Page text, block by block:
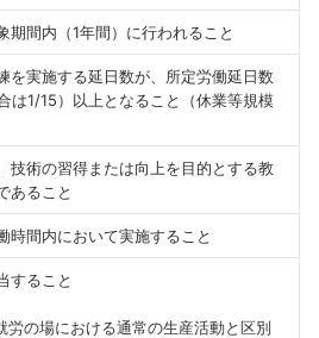
期間内（1年間）に行われること
を実施する延日数が、所定労働延日数
は1/15）以上となること（休業等規模
技術の習得または向上を目的とする教
あること
時間内において実施すること
すること
労の場における通常の生産活動と区別